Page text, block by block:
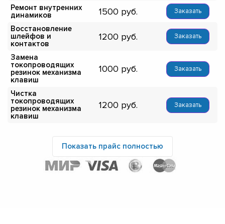
Ремонт внутренних
динамиков
1500 Заказать
Восстановление
шлейфов и
контактов
1200 Заказать
Замена
токопроводящих
резинок механизма
клавиш
1000 Заказать
Чистка
токопроводящих
резинок механизма
клавиш
1200 Заказать
Показать прайс полностью